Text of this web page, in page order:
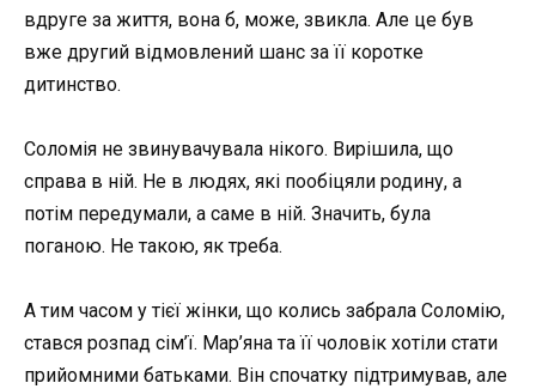
вдруге за життя, вона б, може, звикла. Але це був
вже другий відмовлений шанс за її коротке
дитинство.
Соломія не звинувачувала нікого. Вирішила, що
справа в ній. Не в людях, які пообіцяли родину, а
потім передумали, а саме в ній. Значить, була
поганою. Не такою, як треба.
А тим часом у тієї жінки, що колись забрала Соломію,
стався розпад сім’ї. Мар’яна та її чоловік хотіли стати
прийомними батьками. Він спочатку підтримував, але